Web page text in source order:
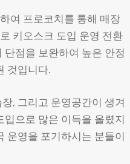
여 프로코치를 통해 매장
키오스크 도입 운영 전환
점을 보완하여 높은 안정
것입니다.
, 그리고 운영공간이 생겨
입으로 많은 이득을 올렸지
운영을 포기하시는 분들이